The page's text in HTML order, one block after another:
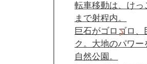
転車移動は、けっ
まで射程内。
巨石がゴロゴロ、
ク。大地のパワー
自然公園。